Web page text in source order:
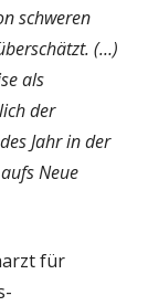
schweren
(…)
als
der
Jahr in der
Neue
für